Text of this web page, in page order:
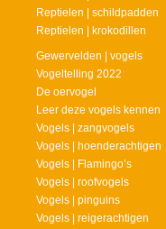
Reptielen | schildpadden
Reptielen | krokodillen
Gewervelden | vogels
Vogeltelling 2022
De oervogel
Leer deze vogels kennen
Vogels | zangvogels
Vogels | hoenderachtigen
Vogels | Flamingo’s
Vogels | roofvogels
Vogels | pinguins
Vogels | reigerachtigen